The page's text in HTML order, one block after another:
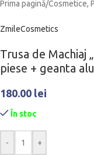
Prima pagină/Cosmetice,
ZmileCosmetics
Trusa de Machiaj
piese + geanta
180.00 lei
În stoc
- +